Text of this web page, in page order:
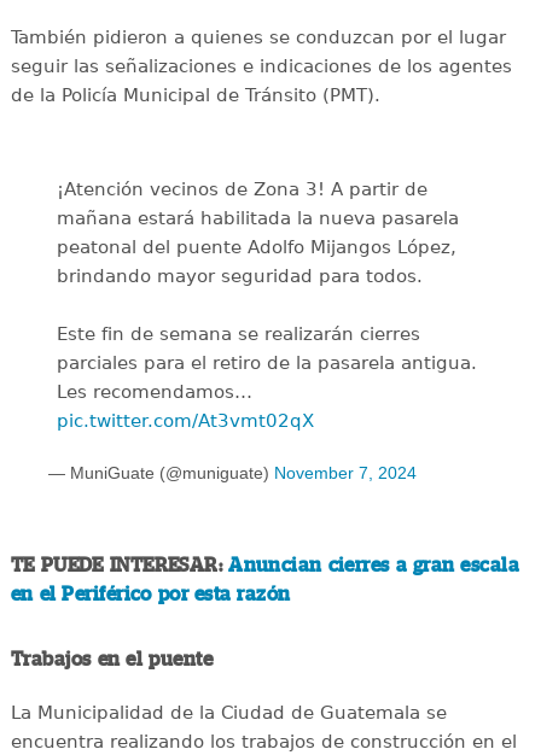
También pidieron a quienes se conduzcan por el lugar
seguir las señalizaciones e indicaciones de los agentes
de la Policía Municipal de Tránsito (PMT).
¡Atención vecinos de Zona 3! A partir de
mañana estará habilitada la nueva pasarela
peatonal del puente Adolfo Mijangos López,
brindando mayor seguridad para todos.
Este fin de semana se realizarán cierres
parciales para el retiro de la pasarela antigua.
Les recomendamos…
pic.twitter.com/At3vmt02qX
— MuniGuate (@muniguate) November 7, 2024
TE PUEDE INTERESAR:Anuncian cierres a gran escala
en el Periférico por esta razón
Trabajos en el puente
La Municipalidad de la Ciudad de Guatemala se
encuentra realizando los trabajos de construcción en el